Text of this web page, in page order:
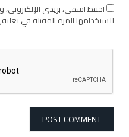
احفظ اسمي، بريدي
لاستخدامها المرة المقبلة في